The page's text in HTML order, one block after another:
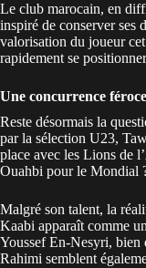
Le club marocain, en
inspiré de conserver ses
valorisation du joueur
rapidement se
Une concurrence
Reste désormais la
par la sélection U23,
place avec les Lions de
Ouahbi pour le Mondial
Malgré son talent, la
Kaabi apparaît comme
Youssef En-Nesyri, bien
Rahimi semblent